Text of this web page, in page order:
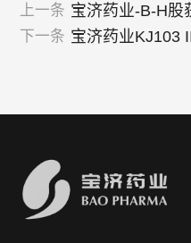
上一条
下一条